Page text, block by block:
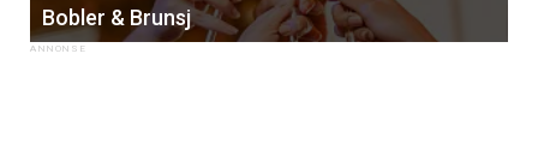
Bobler & Brunsj